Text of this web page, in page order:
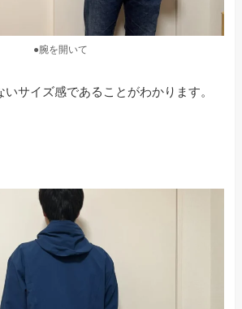
●腕を開いて
サイズ感であることがわかります。